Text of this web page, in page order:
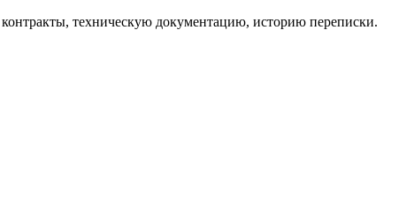
техническую документацию, историю переписки.